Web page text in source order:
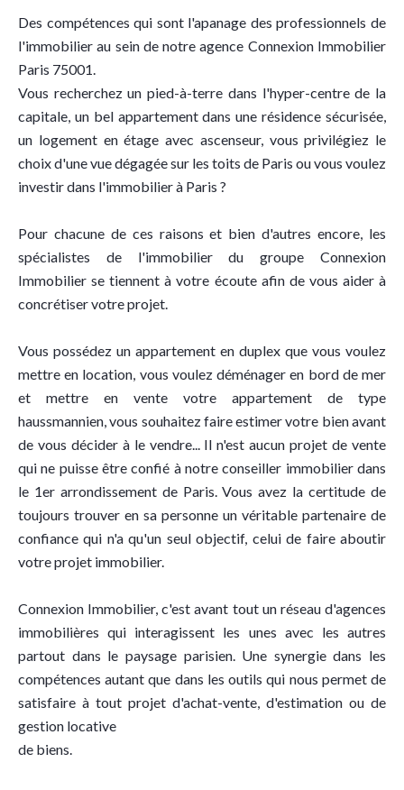
Des compétences qui sont l'apanage des professionnels de
l'immobilier au sein de notre agence Connexion Immobilier
Paris 75001.
Vous recherchez un pied-à-terre dans l'hyper-centre de la
capitale, un bel appartement dans une résidence sécurisée,
un logement en étage avec ascenseur, vous privilégiez le
choix d'une vue dégagée sur les toits de Paris ou vous voulez
investir dans l'immobilier à Paris ?
Pour chacune de ces raisons et bien d'autres encore, les
spécialistes de l'immobilier du groupe Connexion
Immobilier se tiennent à votre écoute afin de vous aider à
concrétiser votre projet.
Vous possédez un appartement en duplex que vous voulez
mettre en location, vous voulez déménager en bord de mer
et mettre en vente votre appartement de type
haussmannien, vous souhaitez faire estimer votre bien avant
de vous décider à le vendre... Il n'est aucun projet de vente
qui ne puisse être confié à notre conseiller immobilier dans
le 1er arrondissement de Paris. Vous avez la certitude de
toujours trouver en sa personne un véritable partenaire de
confiance qui n'a qu'un seul objectif, celui de faire aboutir
votre projet immobilier.
Connexion Immobilier, c'est avant tout un réseau d'agences
immobilières qui interagissent les unes avec les autres
partout dans le paysage parisien. Une synergie dans les
compétences autant que dans les outils qui nous permet de
satisfaire à tout projet d'achat-vente, d'estimation ou de
gestion locative
de biens.